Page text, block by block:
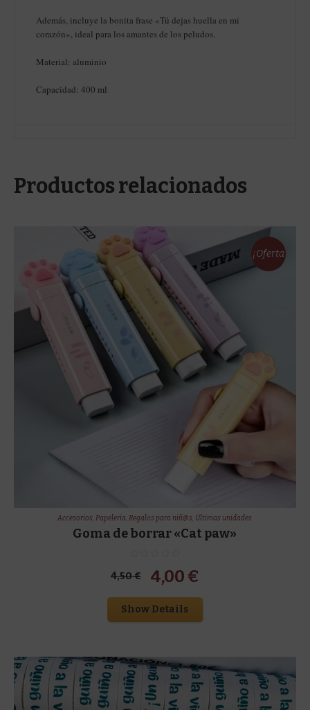
Además, incluye la bonita frase «Tú dejas huella en mi
corazón», ideal para los amantes de los peludos.
Material: aluminio
Capacidad: 400 ml
Productos relacionados
¡Oferta
Accesorios,Papeleria,Regalos para niñ@s, Últimas unidades
Goma de borrar «Cat paw»
4,50€
El
precio
original
4,50 €.
4,00 €
precio
actual
Show Details